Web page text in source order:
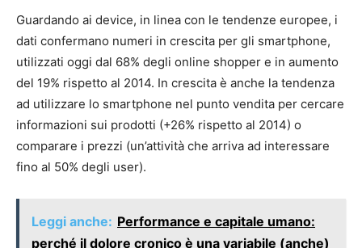
Guardando ai device, in linea con le tendenze europee, i
dati confermano numeri in crescita per gli smartphone,
utilizzati oggi dal 68% degli online shopper e in aumento
del 19% rispetto al 2014. In crescita è anche la tendenza
ad utilizzare lo smartphone nel punto vendita per cercare
informazioni sui prodotti (+26% rispetto al 2014) o
comparare i prezzi (un’attività che arriva ad interessare
fino al 50% degli user).
Leggi anche: Performance e capitale umano:
perché il dolore cronico è una variabile (anche)